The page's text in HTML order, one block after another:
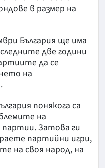
в размер на
България ще има
две години
да се
на
понякога са
на
партии. Затова ги
партийни игри,
на своя народ, на